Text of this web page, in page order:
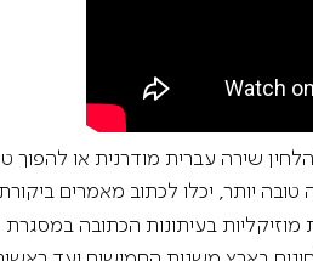
שירה עברית מודרנית או להפוך
יותר, יכלו לכתוב מאמרים
בעיתונות הכתובה